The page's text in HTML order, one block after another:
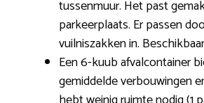
tussenmuur. Het past
parkeerplaats. Er passen
vuilniszakken in.
Een 6-kuub afvalcontainer
gemiddelde verbouwingen